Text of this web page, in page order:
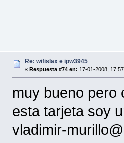
Re: wifislax e ipw3945
« Respuesta #74 en: 17-01-2008,
muy bueno pero
esta tarjeta soy
vladimir-